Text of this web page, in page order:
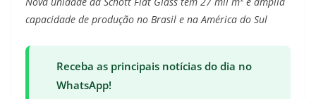
capacidade de produção no Brasil e na América do Sul
Receba as principais notícias do dia no
WhatsApp!